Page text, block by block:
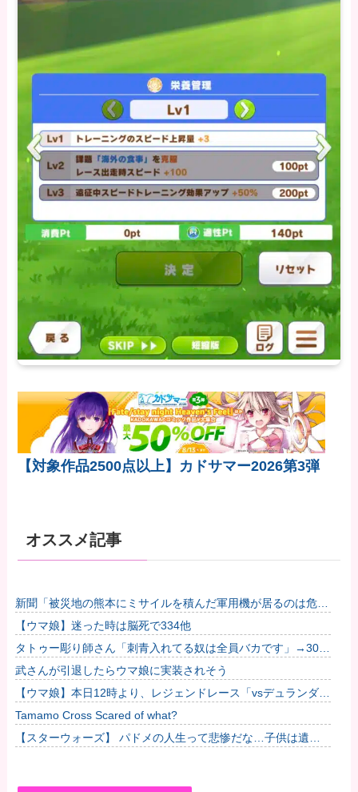
【対象作品2500点以上】カドサマー2026第3弾
オススメ記事
新聞「被災地の熊本にミサイルを積んだ軍用機が居るのは危
険！日本を守る前に日常を守れ！」他
【ウマ娘】迷った時は脳死で334他
タトゥー彫り師さん「刺青入れてる奴は全員バカです」→30万
再生ｗｗｗｗｗｗ
武さんが引退したらウマ娘に実装されそう
【ウマ娘】本日12時より、レジェンドレース「vsデュランダ
ル」を開催！
Tamamo Cross Scared of what?
【スターウォーズ】 パドメの人生って悲惨だな…子供は遺せ